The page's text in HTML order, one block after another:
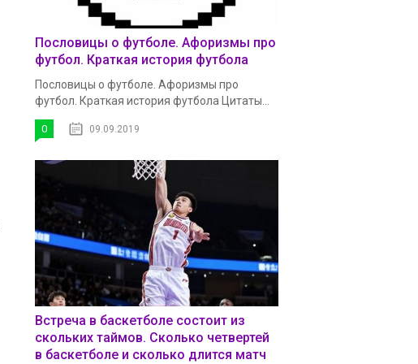
Пословицы о футболе. Афоризмы про
футбол. Краткая история футбола
Пословицы о футболе. Афоризмы про
футбол. Краткая история футбола Цитаты...
0 09.09.2019
Встреча в баскетболе состоит из
скольких таймов. Сколько четвертей
в баскетболе и сколько длится матч